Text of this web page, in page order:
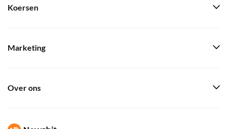
Koersen
Marketing
Over ons